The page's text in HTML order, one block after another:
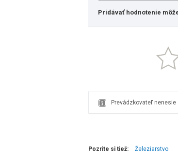
Pridávať hodnotenie
Prevádzkovateľ
Pozrite si tiež: Železiarstvo